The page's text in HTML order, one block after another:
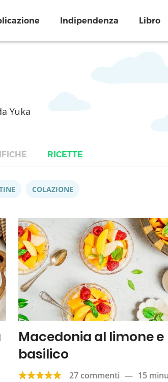
Indipendenza Libro
Yuka
RICETTE
COLAZIONE
Macedonia al limone e
basilico
27 commenti — 15